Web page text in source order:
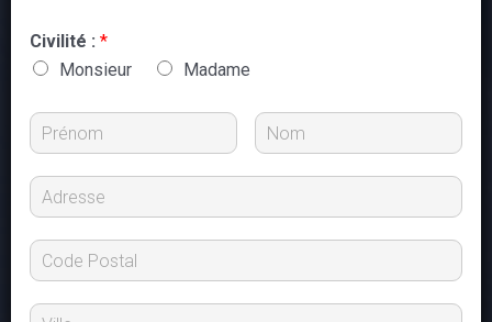
Civilité : *
Monsieur
Madame